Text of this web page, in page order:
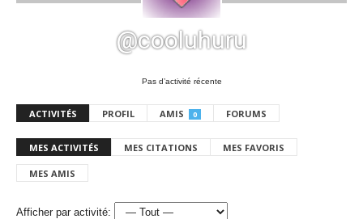
@cooluhuru
Pas d’activité récente
ACTIVITÉS PROFIL AMIS 0 FORUMS
MES ACTIVITÉS MES CITATIONS MES FAVORIS
MES AMIS
Afficher par activité: